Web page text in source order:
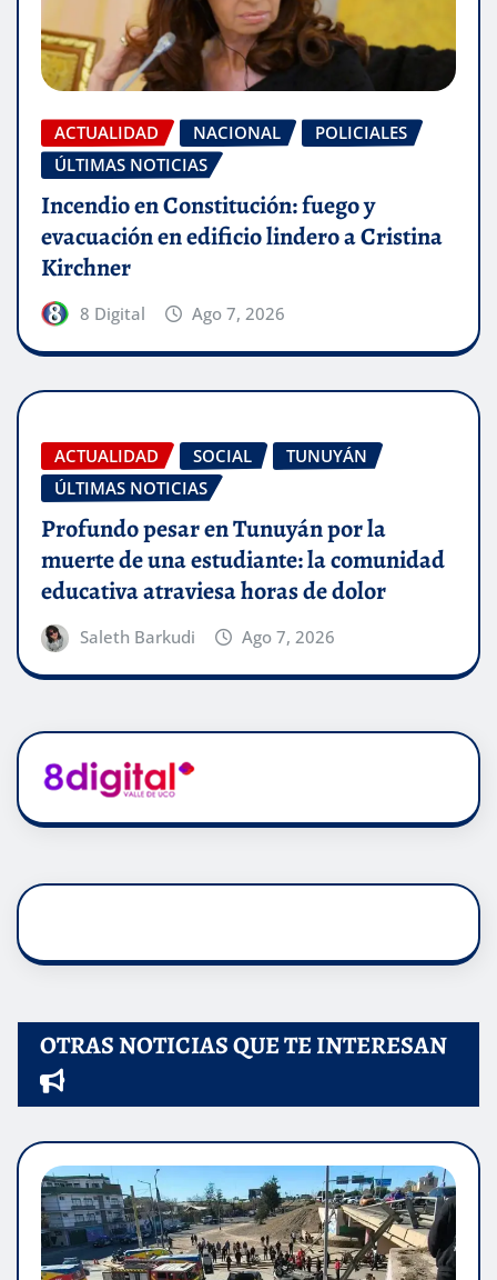
ACTUALIDAD NACIONAL
POLICIALES
ÚLTIMAS NOTICIAS
Incendio en Constitución: fuego y
evacuación en edificio lindero a Cristina
Kirchner
8 Digital Ago 7, 2026
ACTUALIDAD SOCIAL
TUNUYÁN
ÚLTIMAS NOTICIAS
Profundo pesar en Tunuyán por la
muerte de una estudiante: la comunidad
educativa atraviesa horas de dolor
Saleth Barkudi Ago 7, 2026
OTRAS NOTICIAS QUE TE INTERESAN